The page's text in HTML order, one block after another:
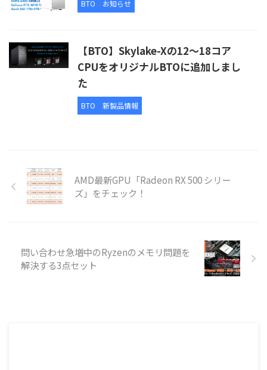
BTO お知らせ
【BTO】Skylake-Xの12～18コア
CPUをオリジナルBTOに追加しまし
た
BTO 新製品情報
AMD最新GPU「Radeon RX 500 シリー
ズ」をチェック！
問い合わせ急増中のRyzenのメモリ問題を
解決する3点セット